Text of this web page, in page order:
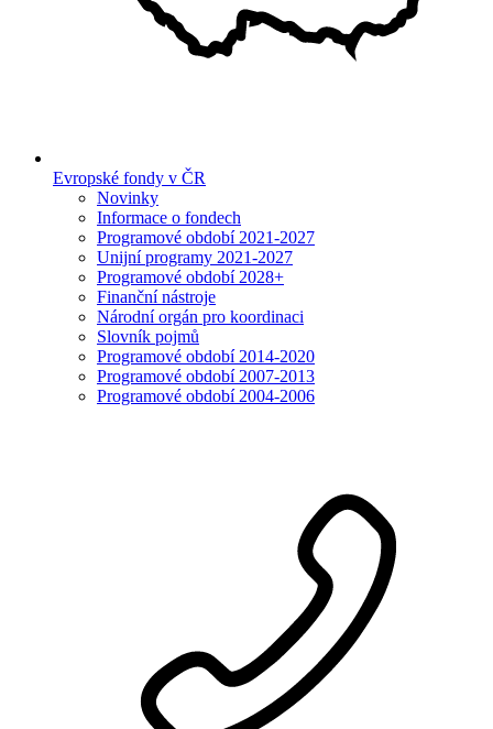
Evropské fondy v ČR
Novinky
Informace o fondech
Programové období 2021-2027
Unijní programy 2021-2027
Programové období 2028+
Finanční nástroje
Národní orgán pro koordinaci
Slovník pojmů
Programové období 2014-2020
Programové období 2007-2013
Programové období 2004-2006